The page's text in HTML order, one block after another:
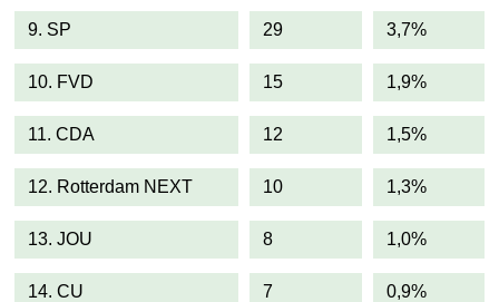
9. SP 29 3,7%
10. FVD 15 1,9%
11. CDA 12 1,5%
12. Rotterdam NEXT 10 1,3%
13. JOU 8 1,0%
14. CU 7 0,9%